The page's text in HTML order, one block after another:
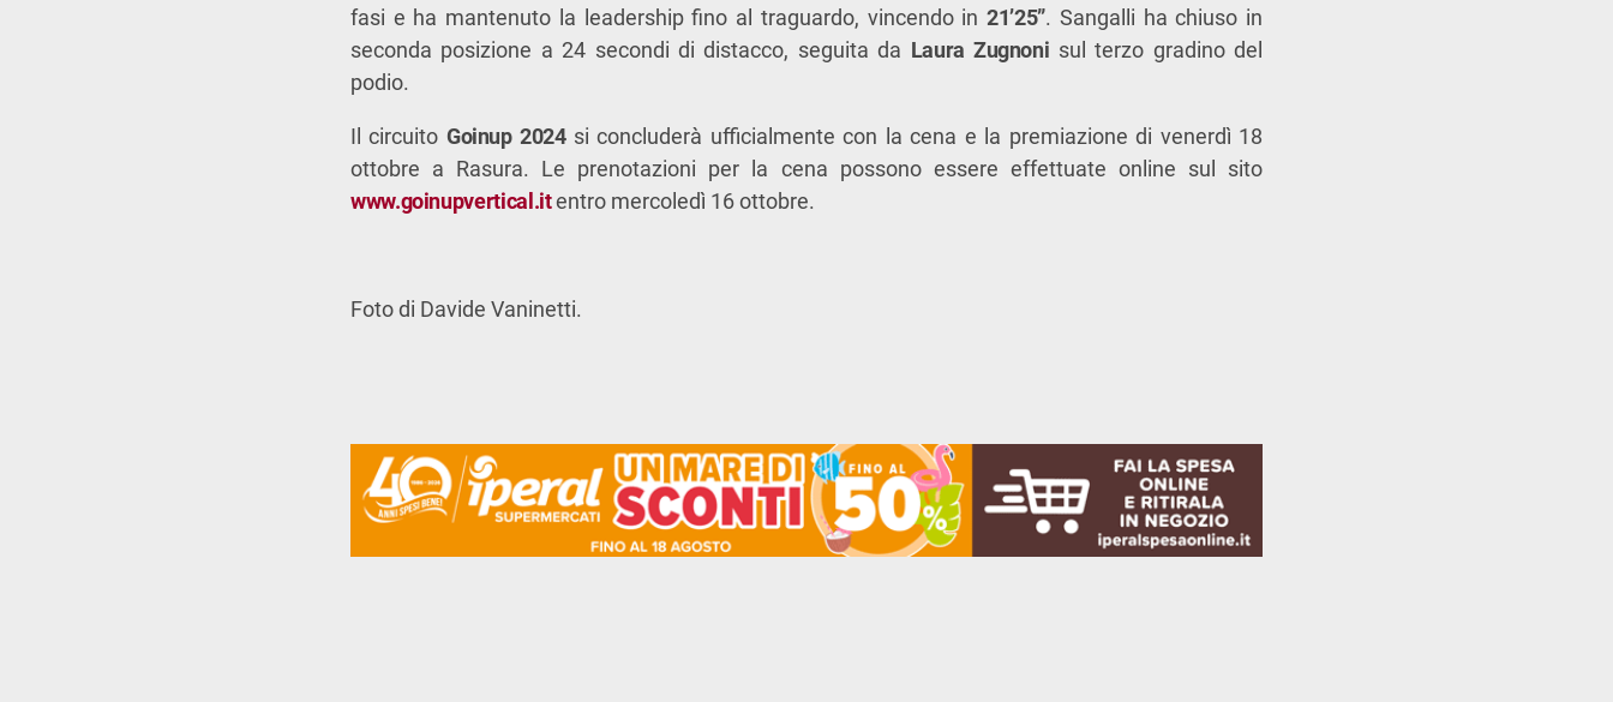
fasi e ha mantenuto la leadership fino al traguardo, vincendo in21’25”. Sangalli ha chiuso in
seconda posizione a 24 secondi di distacco, seguita da Laura Zugnoni sul terzo gradino del
podio.
Il circuito Goinup 2024si concluderà ufficialmente con la cena e la premiazione di venerdì 18
ottobre a Rasura. Le prenotazioni per la cena possono essere effettuate online sul sito
www.goinupvertical.itentro mercoledì 16 ottobre.
Foto di Davide Vaninetti.